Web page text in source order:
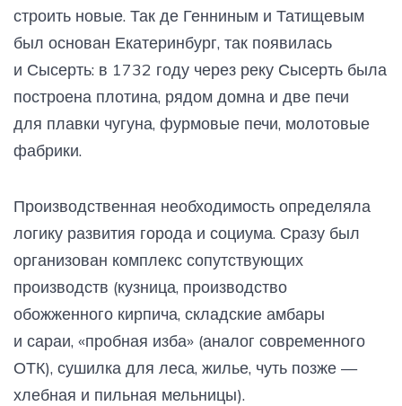
строить новые. Так де Генниным и Татищевым
был основан Екатеринбург, так появилась
и Сысерть: в 1732 году через реку Сысерть была
построена плотина, рядом домна и две печи
для плавки чугуна, фурмовые печи, молотовые
фабрики.
Производственная необходимость определяла
логику развития города и социума. Сразу был
организован комплекс сопутствующих
производств (кузница, производство
обожженного кирпича, складские амбары
и сараи, «пробная изба» (аналог современного
ОТК), сушилка для леса, жилье, чуть позже —
хлебная и пильная мельницы).